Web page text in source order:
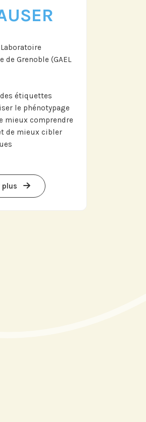
Laboratoire
de Grenoble (GAEL
étiquettes
le phénotypage
mieux comprendre
de mieux cibler
plus